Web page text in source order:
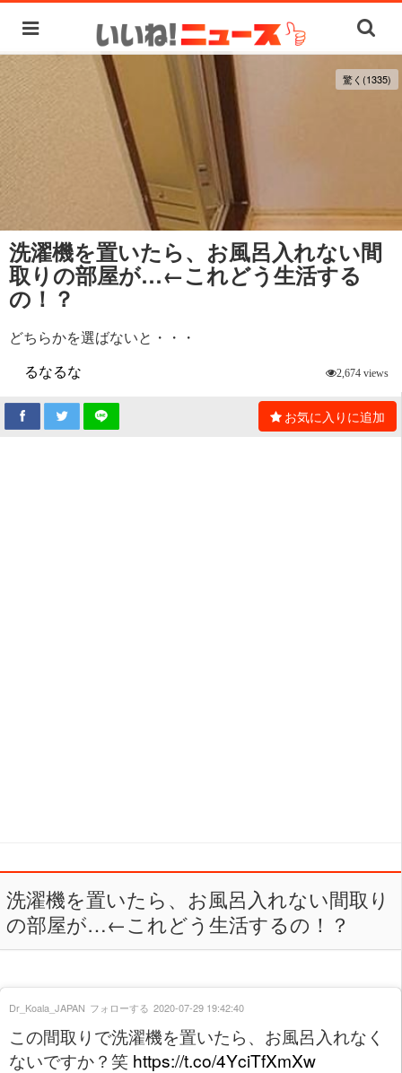
驚く(1335)
洗濯機を置いたら、お風呂入れない間
取りの部屋が…←これどう生活する
の！？
どちらかを選ばないと・・・
るなるな
2,674 views
お気に入りに追加
洗濯機を置いたら、お風呂入れない間取り
の部屋が…←これどう生活するの！？
この間取りで洗濯機を置いたら、お風呂入れなく
ないですか？笑 https://t.co/4YciTfXmXw
Dr_Koala_JAPAN フォローする 2020-07-29 19:42:40